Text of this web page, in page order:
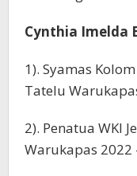
Cynthia Imelda
1). Syamas
Tatelu
2). Penatua WKI
Warukapas 2022